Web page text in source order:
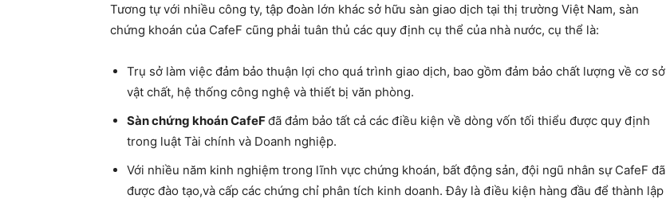
Tương tự với nhiều công ty, tập đoàn lớn khác sở hữu sàn giao dịch tại thị trường Việt Nam, sàn
chứng khoán của CafeF cũng phải tuân thủ các quy định cụ thể của nhà nước, cụ thể là:
Trụ sở làm việc đảm bảo thuận lợi cho quá trình giao dịch, bao gồm đảm bảo chất lượng về cơ sở
vật chất, hệ thống công nghệ và thiết bị văn phòng.
Sàn chứng khoán CafeFđã đảm bảo tất cả các điều kiện về dòng vốn tối thiểu được quy định
trong luật Tài chính và Doanh nghiệp.
Với nhiều năm kinh nghiệm trong lĩnh vực chứng khoán, bất động sản, đội ngũ nhân sự CafeF đã
được đào tạo,và cấp các chứng chỉ phân tích kinh doanh. Đây là điều kiện hàng đầu để thành lập